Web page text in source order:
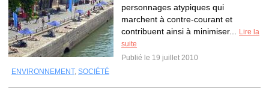
personnages atypiques qui
marchent à contre-courant et
contribuent ainsi à minimiser...
Lire la
suite
Publié le 19 juillet 2010
ENVIRONNEMENT, SOCIÉTÉ